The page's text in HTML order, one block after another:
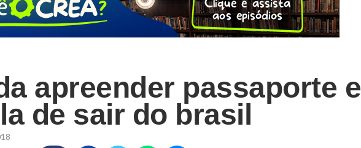
apreender passaporte e
de sair do brasil